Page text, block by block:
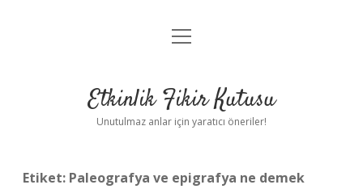
Anasayfa
Yasal Uyarı
menüyü
Etkinlik Fikir Kutusu
Unutulmaz anlar için yaratıcı öneriler!
Etiket: Paleografya ve epigrafya ne demek